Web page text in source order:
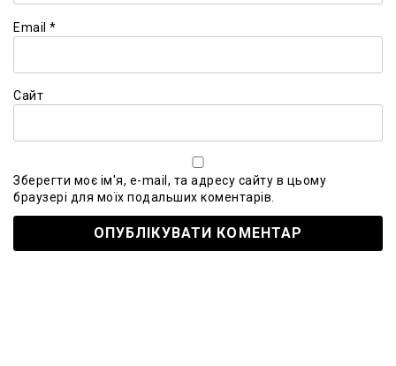
Email *
Сайт
Зберегти моє ім'я, e-mail, та адресу сайту в цьому
браузері для моїх подальших коментарів.